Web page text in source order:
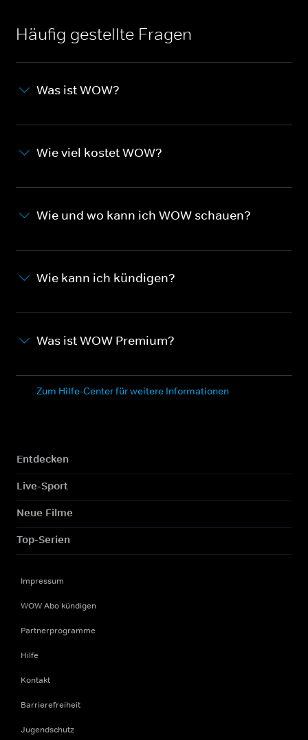
Häufig gestellte Fragen
Was ist WOW?
Wie viel kostet WOW?
Wie und wo kann ich WOW schauen?
Wie kann ich kündigen?
Was ist WOW Premium?
Zum Hilfe-Center für weitere Informationen
Entdecken
Live-Sport
Neue Filme
Top-Serien
Impressum
WOW Abo kündigen
Partnerprogramme
Hilfe
Kontakt
Barrierefreiheit
Jugendschutz